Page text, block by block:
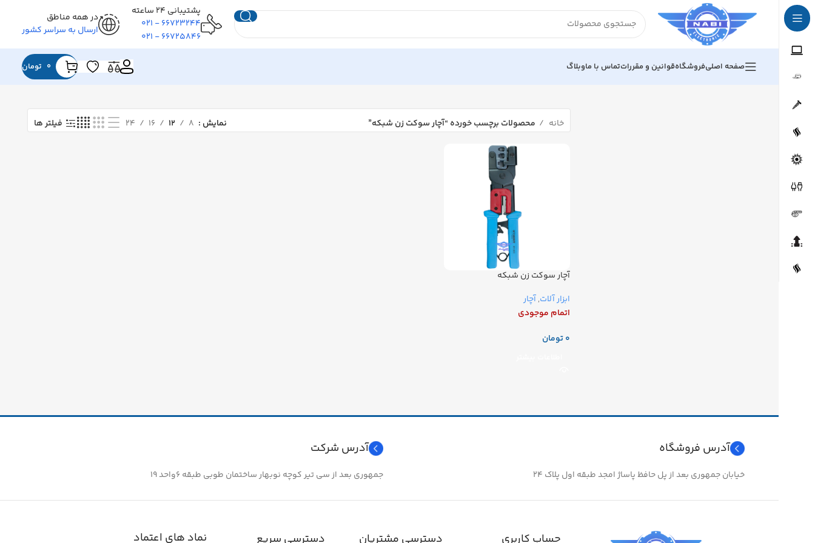
پشتیبانی ۲۴ ساعته
۶۶۷۲۳۲۴۴ - ۰۲۱
۶۶۷۲۵۸۴۶ - ۰۲۱
در همه مناطق
ارسال به سراسر کشور
صفحه اصلیفروشگاهقوانین و مقرراتتماس با ماوبلاگ 0 تومان
خانه محصولات برچسب خورده “آچار سوکت زن شبکه” نمایش ۸ ۱۲ ۱۶ ۲۴ فیلتر ها
آچار سوکت زن شبکه
ابزار آلات,آچار
اتمام موجودی
تومان
آدرس فروشگاه
خیابان جمهوری بعد از پل حافظ پاساژ امجد طبقه اول پلاک ۲۴
آدرس شرکت
جمهوری بعد از سی تیر کوچه نوبهار ساختمان طوبی طبقه ۶واحد ۱۹
حساب کاربری دسترسی مشتریان دسترسی سریع نماد های اعتماد